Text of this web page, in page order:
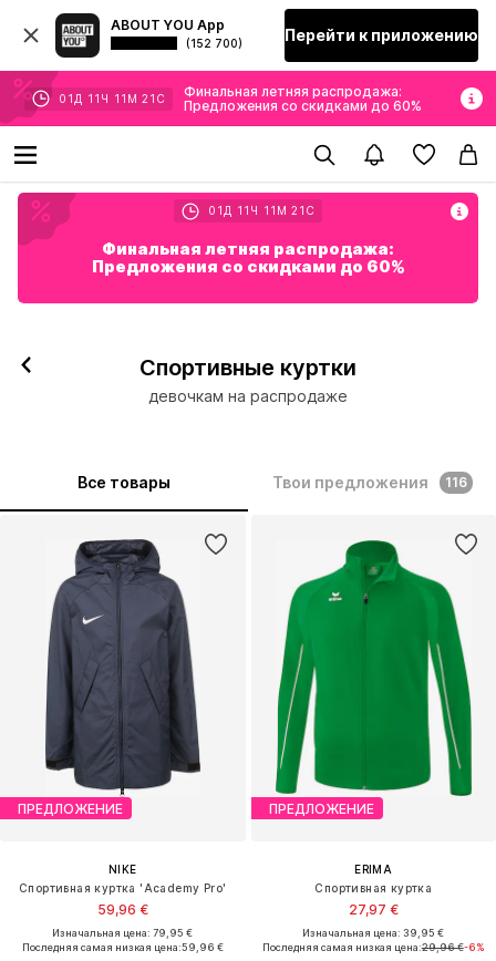
ABOUT YOU App
(152 700) Перейти к приложению
01 Д 11 Ч 11 М 19 С
Финальная летняя распродажа:
Предложения со скидками до 60%
01 Д 11 Ч 11 М 19 С
Финальная летняя распродажа:
Предложения со скидками до 60%
Спортивные куртки
девочкам на распродаже
Все товары Твои предложения 116
ПРЕДЛОЖЕНИЕ
NIKE
Спортивная куртка 'Academy Pro'
59,96 €
Изначальная цена: 79,95 €
Последняя самая низкая цена:59,96 €
ПРЕДЛОЖЕНИЕ
ERIMA
Спортивная куртка
27,97 €
Изначальная цена: 39,95 €
Последняя самая низкая цена:29,96 €-6%